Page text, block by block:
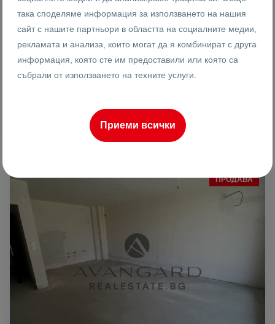
6
69 m 2
ПРОДАВА
така споделяме информация за използването на нашия
сайт с нашите партньори в областта на социалните медии,
рекламата и анализа, които могат да я комбинират с друга
информация, която сте им предоставили или която са
събрали от използването на техните услуги.
Приеми всички